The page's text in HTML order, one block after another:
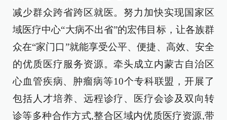
减少群众跨省跨区就医。努力加快实现国家区
域医疗中心“大病不出省”的宏伟目标，让各族群
众在“家门口”就能享受公平、便捷、高效、安全
的优质医疗服务资源。牵头成立内蒙古自治区
心血管疾病、肿瘤病等10个专科联盟，开展了
包括人才培养、远程诊疗、医疗会诊及双向转
诊等多种合作方式,整合区域内优质医疗资源,带